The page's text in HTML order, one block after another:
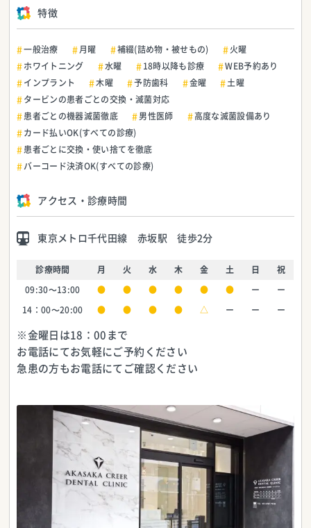
特徴
一般治療 月曜 補綴(詰め物・被せもの)
火曜
ホワイトニング
水曜 18時以降も診療
WEB予約あり
インプラント
木曜 予防歯科 金曜
土曜
タービンの患者ごとの交換・滅菌対応
患者ごとの機器滅菌徹底
男性医師
高度な滅菌設備あり
カード払いOK(すべての診療)
患者ごとに交換・使い捨てを徹底
バーコード決済OK(すべての診療)
アクセス・診療時間
東京メトロ千代田線 赤坂駅 徒歩2分
診療時間 月 火 水 木 金 土 日 祝
09:30～13:00 ● ● ● ● ● ● ー ー
14：00～20:00 ● ● ● ● △ ー ー ー
※金曜日は18：00まで
お電話にてお気軽にご予約ください
急患の方もお電話にてご確認ください